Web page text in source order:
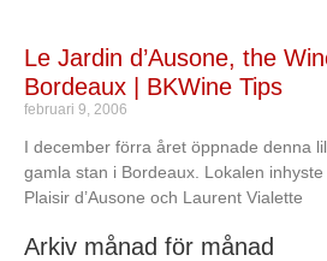
Le Jardin d’Ausone, the
Bordeaux | BKWine Tips
februari 9, 2006
I december förra året öppnade denna
gamla stan i Bordeaux. Lokalen
Plaisir d’Ausone och Laurent Vialette
Arkiv månad för månad